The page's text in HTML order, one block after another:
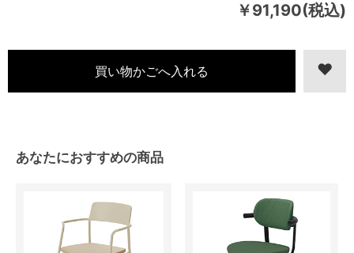
￥91,190(税込)
あなたにおすすめの商品